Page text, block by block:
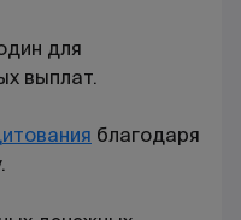
для
выплат.
благодаря